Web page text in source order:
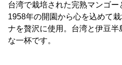
台湾で栽培された完熟マンゴ
1958年の開園から心を込めて
ナを贅沢に使用。台湾と伊豆半
な一杯です。